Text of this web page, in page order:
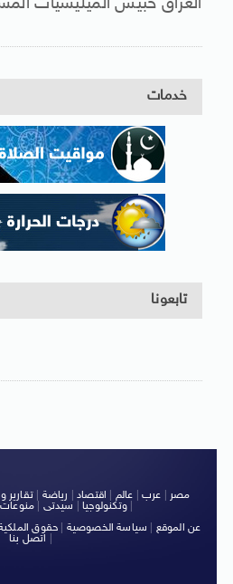
خدمات
تابعونا
مصر عرب عالم اقتصاد رياضة |تقارير
وتكنولوجيا| سيدتى منوعات
|
عن الموقع
سياسة الخصوصية حقوق
اتصل بنا